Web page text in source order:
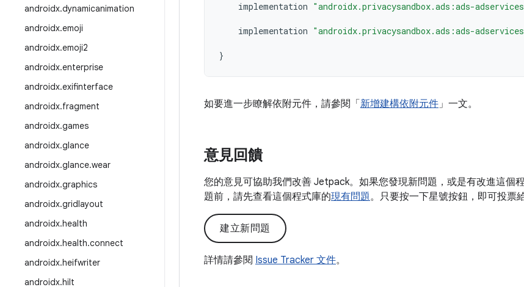
androidx.dynamicanimation
androidx.emoji
androidx.emoji2
androidx.enterprise
androidx.exifinterface
androidx.fragment
androidx.games
androidx.glance
androidx.glance.wear
androidx.graphics
androidx.gridlayout
androidx.health
androidx.health.connect
androidx.heifwriter
androidx.hilt
implementation "androidx.privacysandbox.ads:ads-
implementation "androidx.privacysandbox.ads:ads-
}
如要進一步瞭解依附元件，請參閱「 新增建構依附元件」一文。
意見回饋
您的意見可協助我們改善 Jetpack。如果您發現新問題，或是有改進這個
題前，請先查看這個程式庫的現有問題。只要按一下星號按鈕，即可投票
建立新問題
詳情請參閱 Issue Tracker 文件。